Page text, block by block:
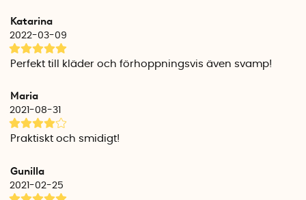
stuva undan ställningen tills du behöver den nästa gång.
Det hopvikbara torknätet är tillverkat av nylon.
Höjd kanter: 10 cm
Totalhöjd: 70 cm
Katarina
2022-03-09
Perfekt till kläder och förhoppningsvis även svamp!
Maria
2021-08-31
Praktiskt och smidigt!
Gunilla
2021-02-25